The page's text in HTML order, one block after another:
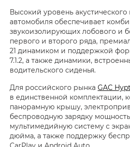
Высокий уровень
автомобиля обеспечивает
звукоизолирующих лобового и
первого и второго ряда,
21 динамиком и поддержкой
7.1.2, а также динамики,
водительского сиденья.
Для российского рынка GAC
в единственной комплектации,
панорамную крышу,
беспроводную зарядку
мультимедийную систему с
дюйма, а также поддержку